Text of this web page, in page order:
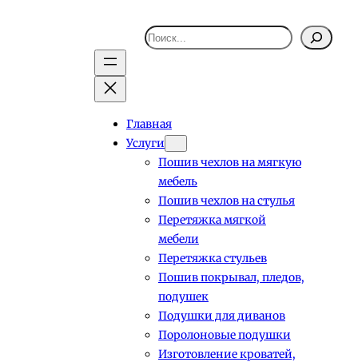
Поиск
Главная
Услуги
Пошив чехлов на мягкую
мебель
Пошив чехлов на стулья
Перетяжка мягкой
мебели
Перетяжка стульев
Пошив покрывал, пледов,
подушек
Подушки для диванов
Поролоновые подушки
Изготовление кроватей,